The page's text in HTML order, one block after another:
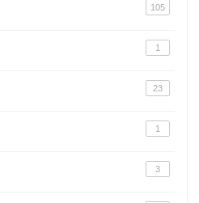
105
1
23
1
3